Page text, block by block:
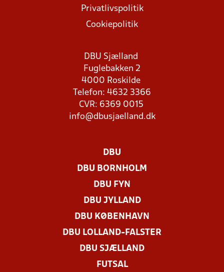
Privatlivspolitik
Cookiepolitik
DBU Sjælland
Fuglebakken 2
4000 Roskilde
Telefon: 4632 3366
CVR: 6369 0015
info@dbusjaelland.dk
DBU
DBU BORNHOLM
DBU FYN
DBU JYLLAND
DBU KØBENHAVN
DBU LOLLAND-FALSTER
DBU SJÆLLAND
FUTSAL